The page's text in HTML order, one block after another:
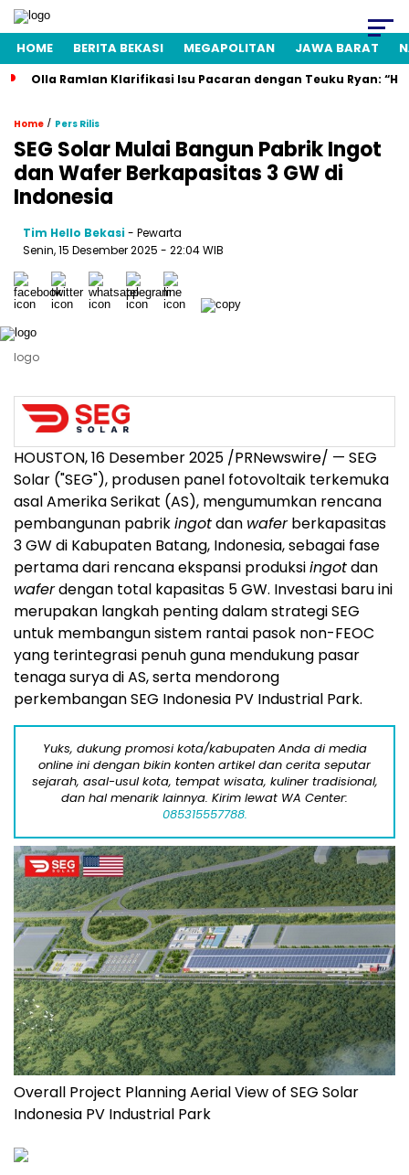
HOME BERITA BEKASI MEGAPOLITAN JAWA BARAT
Olla Ramlan Klarifikasi Isu Pacaran dengan Teuku Ryan:
Home / Pers Rilis
SEG Solar Mulai Bangun Pabrik Ingot
dan Wafer Berkapasitas 3 GW di
Indonesia
Tim Hello Bekasi- Pewarta
Senin, 15 Desember 2025 - 22:04 WIB
logo
HOUSTON, 16 Desember 2025 /PRNewswire/ — SEG
Solar ("SEG"), produsen panel fotovoltaik terkemuka
asal Amerika Serikat (AS), mengumumkan rencana
pembangunan pabrikingotdan waferberkapasitas
3 GW di Kabupaten Batang, Indonesia, sebagai fase
pertama dari rencana ekspansi produksiingotdan
waferdengan total kapasitas 5 GW. Investasi baru ini
merupakan langkah penting dalam strategi SEG
untuk membangun sistem rantai pasok non-FEOC
yang terintegrasi penuh guna mendukung pasar
tenaga surya di AS, serta mendorong
perkembangan SEG Indonesia PV Industrial Park.
Yuks, dukung promosi kota/kabupaten Anda di media
online ini dengan bikin konten artikel dan cerita seputar
sejarah, asal-usul kota, tempat wisata, kuliner tradisional,
dan hal menarik lainnya. Kirim lewat WA Center:
085315557788.
Overall Project Planning Aerial View of SEG Solar
Indonesia PV Industrial Park